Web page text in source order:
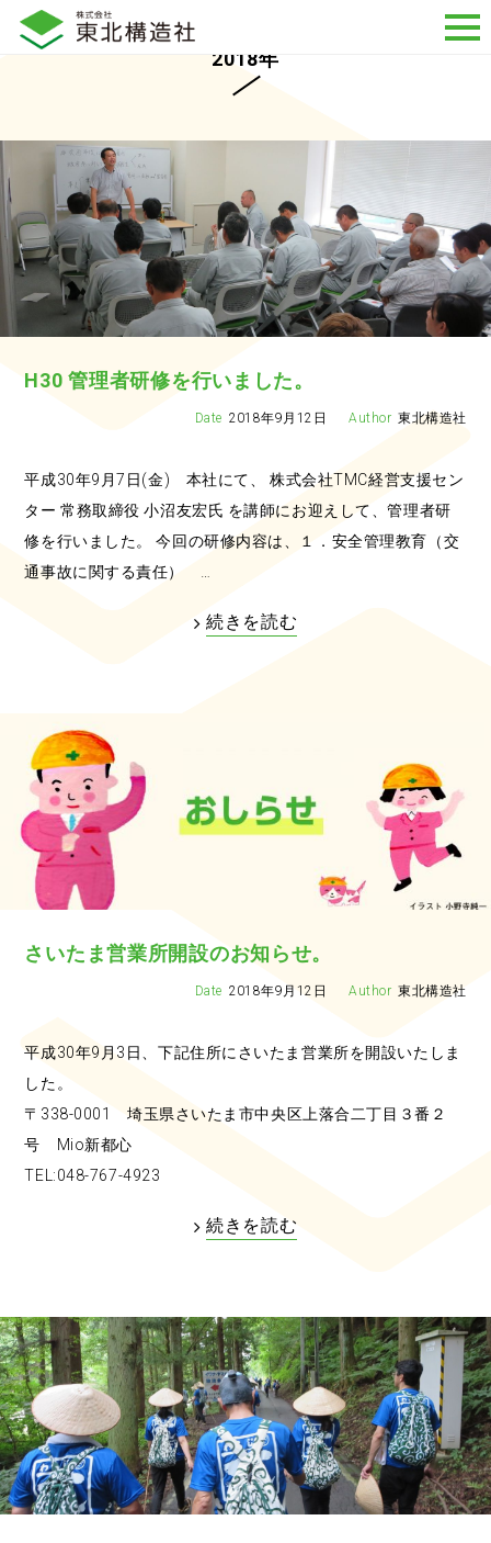
2018年
H30 管理者研修を行いました。
2018年9月12日 東北構造社
平成30年9月7日(金) 本社にて、 株式会社TMC経営支援セン
ター 常務取締役 小沼友宏氏 を講師にお迎えして、管理者研
修を行いました。 今回の研修内容は、１．安全管理教育（交
通事故に関する責任） …
続きを読む
さいたま営業所開設のお知らせ。
2018年9月12日 東北構造社
平成30年9月3日、下記住所にさいたま営業所を開設いたしま
した。
〒338-0001 埼玉県さいたま市中央区上落合二丁目３番２
号 Mio新都心
TEL:048-767-4923
続きを読む